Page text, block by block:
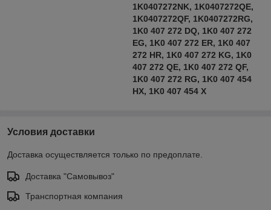
1K0407272NK, 1K0407272QE,
1K0407272QF, 1K0407272RG,
1K0 407 272 DQ, 1K0 407 272
EG, 1K0 407 272 ER, 1K0 407
272 HR, 1K0 407 272 KG, 1K0
407 272 QE, 1K0 407 272 QF,
1K0 407 272 RG, 1K0 407 454
HX, 1K0 407 454 X
Условия доставки
Доставка осуществляется только по предоплате.
Доставка "Самовывоз"
Транспортная компания